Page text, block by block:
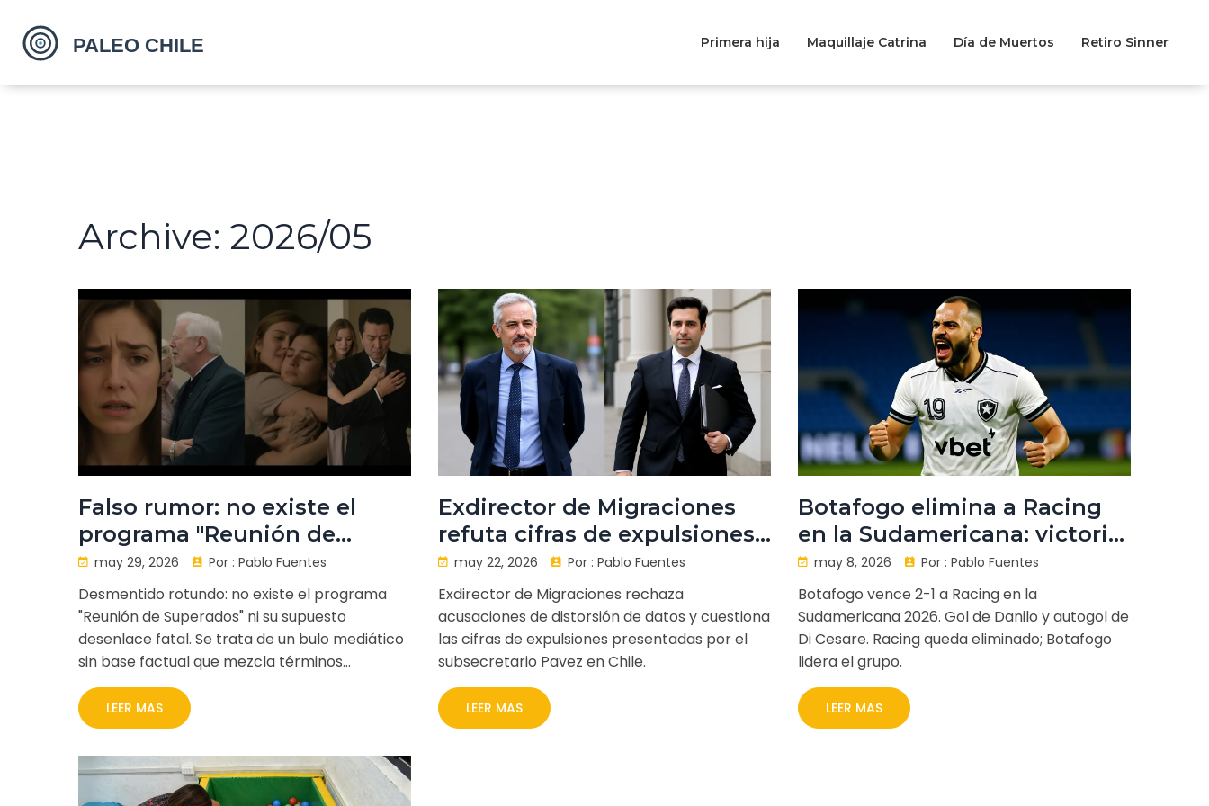
Primera hija Maquillaje Catrina Día de Muertos Retiro Sinner
Archive: 2026/05
Falso rumor: no existe el
programa "Reunión de
Superados" ni su desenlace
fatal
may 29, 2026 Por : Pablo Fuentes
Desmentido rotundo: no existe el programa
"Reunión de Superados" ni su supuesto
desenlace fatal. Se trata de un bulo mediático
sin base factual que mezcla términos
irrelevantes para generar tráfico fraudulento.
LEER MAS
Exdirector de Migraciones
refuta cifras de expulsiones
del subsecretario Pavez
may 22, 2026 Por : Pablo Fuentes
Exdirector de Migraciones rechaza
acusaciones de distorsión de datos y cuestiona
las cifras de expulsiones presentadas por el
subsecretario Pavez en Chile.
LEER MAS
Botafogo elimina a Racing
en la Sudamericana: victoria
clave 2-1
may 8, 2026 Por : Pablo Fuentes
Botafogo vence 2-1 a Racing en la
Sudamericana 2026. Gol de Danilo y autogol de
Di Cesare. Racing queda eliminado; Botafogo
lidera el grupo.
LEER MAS